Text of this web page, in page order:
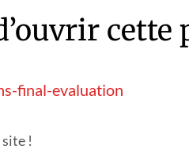
cette
final-evaluation
!